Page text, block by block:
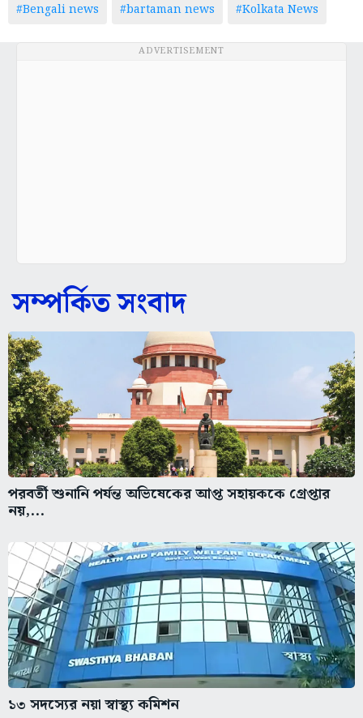
#Bengali news #bartaman news #Kolkata News
ADVERTISEMENT
সম্পর্কিত সংবাদ
পরবর্তী শুনানি পর্যন্ত অভিষেকের আপ্ত সহায়ককে গ্রেপ্তার
নয়,...
১৩ সদস্যের নয়া স্বাস্থ্য কমিশন